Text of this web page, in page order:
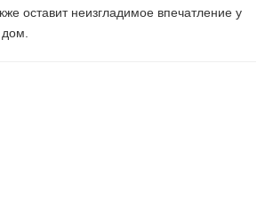
оставит неизгладимое впечатление у